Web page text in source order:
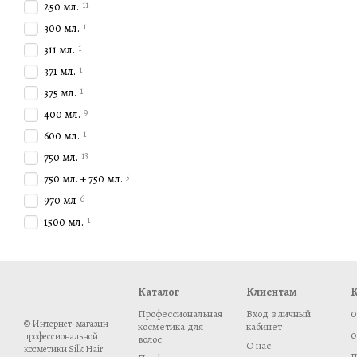
Почему выбрать
БрендTigiпредлагает
здоровье волос.
250 мл. 11
300 мл. 1
311 мл. 1
371 мл. 1
375 мл. 1
400 мл. 9
600 мл. 1
750 мл. 13
750 мл. + 750 мл. 5
970 мл 6
1500 мл. 1
© Интернет-магазин
профессиональной
косметики Silk Hair
Каталог
Профессиональная
косметика для
волос
Клиентам
Вход в личный
кабинет
О нас